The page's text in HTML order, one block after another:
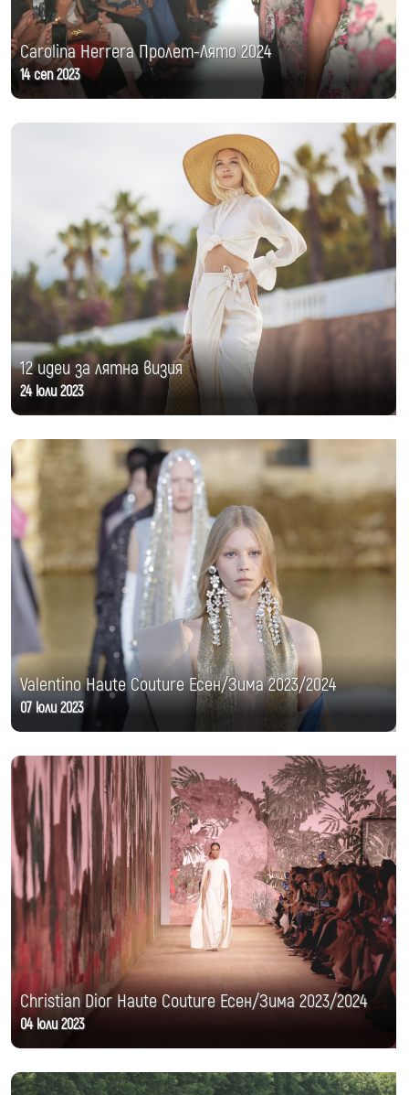
Carolina Herrera Пролет-Лято 2024
14 сеп 2023
12 идеи за лятна визия
24 юли 2023
Valentino Haute Couture Есен/Зима 2023/2024
07 юли 2023
Christian Dior Haute Couture Есен/Зима 2023/2024
04 юли 2023